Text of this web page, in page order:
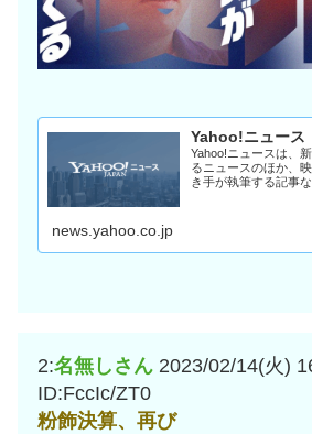
Yahoo!ニュース
Yahoo!ニュースは、
るニュースのほか、
き手が執筆する記事
news.yahoo.co.jp
2:名無しさん 2023/02/14(火)
ID:FccIc/ZT0
粉飾決算、再び